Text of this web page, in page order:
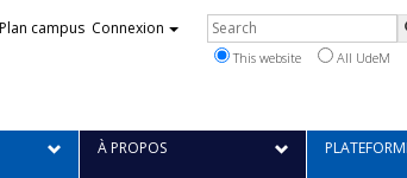
Plan campus Connexion Rechercher
This website All UdeM
À PROPOS